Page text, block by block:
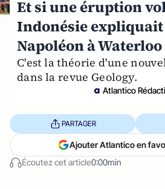
Et si une éruption
Indonésie expliquait
Napoléon à Waterloo
C'est la théorie d'une
dans la revue Geology.
Atlantico
Écoutez cet article0:00min
PARTAGER
Ajouter Atlantico en